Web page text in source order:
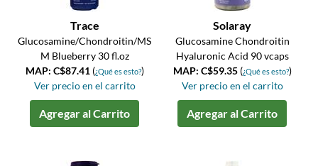
Trace
Glucosamine/Chondroitin/MS
M Blueberry 30 fl.oz
MAP: C$87.41 (¿Qué es esto?)
Ver precio en el carrito
Agregar al Carrito
Solaray
Glucosamine Chondroitin
Hyaluronic Acid 90 vcaps
MAP: C$59.35 (¿Qué es esto?)
Ver precio en el carrito
Agregar al Carrito